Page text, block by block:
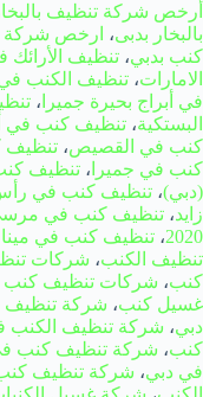
أرخص شركة تنظيف
بالبخار بدبى، ارخص شركة
كنب بدبي، تنظيف الأرائك
الامارات، تنظيف الكنب
في أبراج بحيرة جميرا ،
البستكية، تنظيف كنب في
كنب في القصيص، تنظيف
كنب في جميرا ، تنظيف
(دبي)، تنظيف كنب في رأس
زايد، تنظيف كنب في
2020، تنظيف كنب في
تنظيف الكنب، شركات
كنب، شركات تنظيف كنب
غسيل كنب، شركة تنظيف
دبي، شركة تنظيف الكنب
كنب، شركة تنظيف كنب في
في دبي، شركة تنظيف